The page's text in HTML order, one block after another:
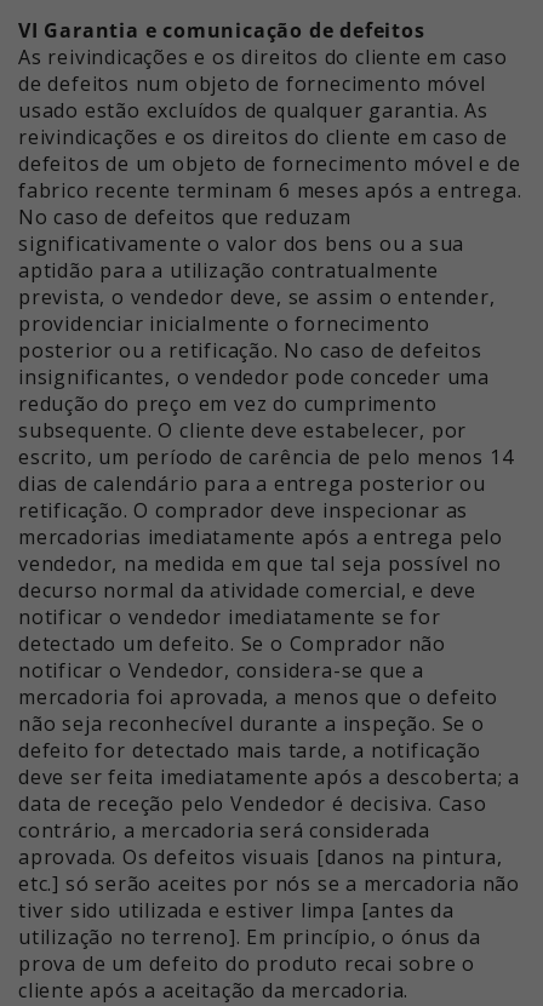
VI Garantia e comunicação de defeitos
As reivindicações e os direitos do cliente em caso
de defeitos num objeto de fornecimento móvel
usado estão excluídos de qualquer garantia. As
reivindicações e os direitos do cliente em caso de
defeitos de um objeto de fornecimento móvel e de
fabrico recente terminam 6 meses após a entrega.
No caso de defeitos que reduzam
significativamente o valor dos bens ou a sua
aptidão para a utilização contratualmente
prevista, o vendedor deve, se assim o entender,
providenciar inicialmente o fornecimento
posterior ou a retificação. No caso de defeitos
insignificantes, o vendedor pode conceder uma
redução do preço em vez do cumprimento
subsequente. O cliente deve estabelecer, por
escrito, um período de carência de pelo menos 14
dias de calendário para a entrega posterior ou
retificação. O comprador deve inspecionar as
mercadorias imediatamente após a entrega pelo
vendedor, na medida em que tal seja possível no
decurso normal da atividade comercial, e deve
notificar o vendedor imediatamente se for
detectado um defeito. Se o Comprador não
notificar o Vendedor, considera-se que a
mercadoria foi aprovada, a menos que o defeito
não seja reconhecível durante a inspeção. Se o
defeito for detectado mais tarde, a notificação
deve ser feita imediatamente após a descoberta; a
data de receção pelo Vendedor é decisiva. Caso
contrário, a mercadoria será considerada
aprovada. Os defeitos visuais [danos na pintura,
etc.] só serão aceites por nós se a mercadoria não
tiver sido utilizada e estiver limpa [antes da
utilização no terreno]. Em princípio, o ónus da
prova de um defeito do produto recai sobre o
cliente após a aceitação da mercadoria.